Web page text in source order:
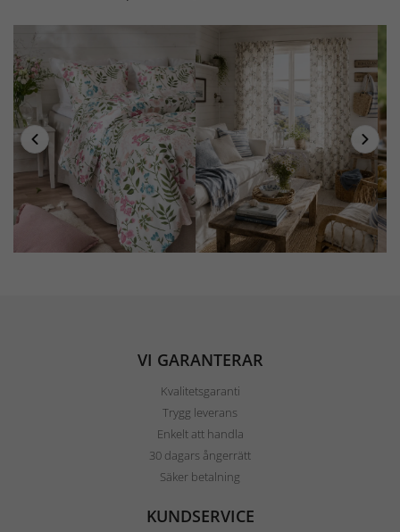
VI GARANTERAR
Kvalitetsgaranti
Trygg leverans
Enkelt att handla
30 dagars ångerrätt
Säker betalning
KUNDSERVICE